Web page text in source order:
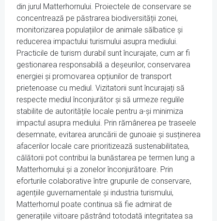
din jurul Matterhornului. Proiectele de conservare se
concentrează pe păstrarea biodiversității zonei,
monitorizarea populațiilor de animale sălbatice și
reducerea impactului turismului asupra mediului.
Practicile de turism durabil sunt încurajate, cum ar fi
gestionarea responsabilă a deșeurilor, conservarea
energiei și promovarea opțiunilor de transport
prietenoase cu mediul. Vizitatorii sunt încurajați să
respecte mediul înconjurător și să urmeze regulile
stabilite de autoritățile locale pentru a-și minimiza
impactul asupra mediului. Prin rămânerea pe traseele
desemnate, evitarea aruncării de gunoaie și susținerea
afacerilor locale care prioritizează sustenabilitatea,
călătorii pot contribui la bunăstarea pe termen lung a
Matterhornului și a zonelor înconjurătoare. Prin
eforturile colaborative între grupurile de conservare,
agențiile guvernamentale și industria turismului,
Matterhornul poate continua să fie admirat de
generațiile viitoare păstrând totodată integritatea sa